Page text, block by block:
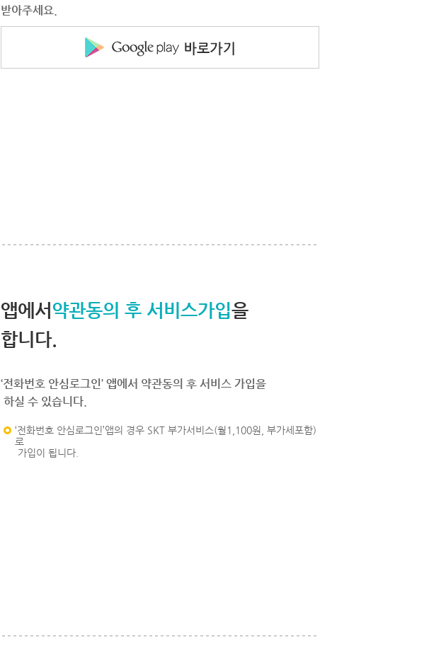
받아주세요.
앱에서 약관동의 후 서비스가입을
합니다.
‘전화번호 안심로그인’ 앱에서 약관동의 후 서비스 가입을
하실 수 있습니다.
‘전화번호 안심로그인’앱의 경우 SKT 부가서비스(월1,100원, 부가세포함)
로
가입이 됩니다.